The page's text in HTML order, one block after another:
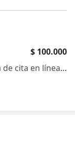
$ 100.000
Este especialista no ofrece reserva de cita en línea en esta dirección.